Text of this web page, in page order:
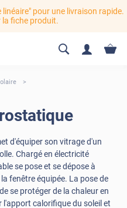
pour une livraison rapide.
la fiche produit.
d'équiper son vitrage d'un
Chargé en électricité
se pose et se dépose à
fenêtre équipée. La pose de
se protéger de la chaleur en
l'apport calorifique du soleil et